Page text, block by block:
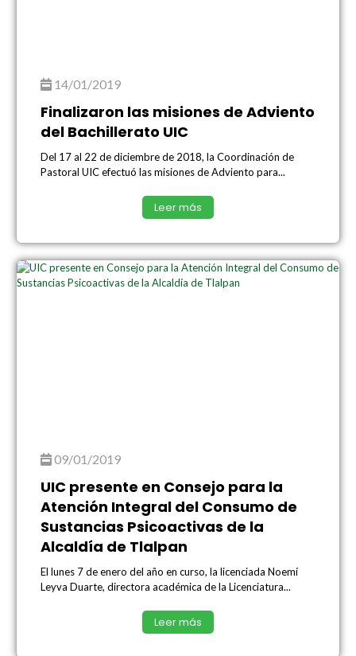
14/01/2019
Finalizaron las misiones de Adviento
del Bachillerato UIC
Del 17 al 22 de diciembre de 2018, la Coordinación de
Pastoral UIC efectuó las misiones de Adviento para...
Leer más
09/01/2019
UIC presente en Consejo para la
Atención Integral del Consumo de
Sustancias Psicoactivas de la
Alcaldía de Tlalpan
El lunes 7 de enero del año en curso, la licenciada Noemí
Leyva Duarte, directora académica de la Licenciatura...
Leer más